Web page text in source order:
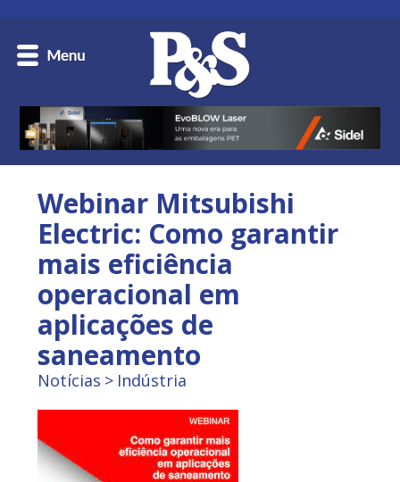
Webinar Mitsubishi
Electric: Como garantir
mais eficiência
operacional em
aplicações de
saneamento
Notícias Indústria